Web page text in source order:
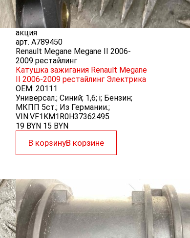
акция
арт. A789450
Renault Megane Megane II 2006-
2009 рестайлинг
Катушка зажигания Renault Megane
II 2006-2009 рестайлинг Электрика
OEM: 20111
Универсал.; Синий; 1,6; i; Бензин;
МКПП 5ст.; Из Германии.;
VIN:VF1KM1R0H37362495
19 BYN 15 BYN
В корзинуВ корзине